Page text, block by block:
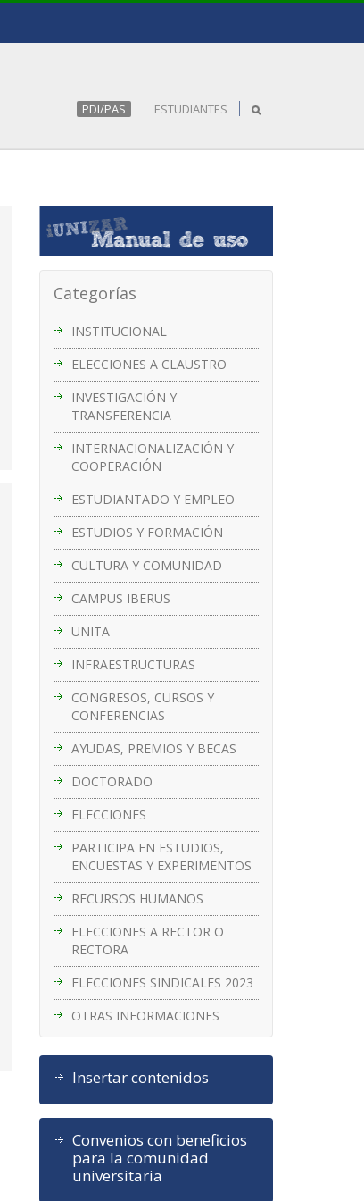
PDI/PAS ESTUDIANTES
Categorías
INSTITUCIONAL
ELECCIONES A CLAUSTRO
INVESTIGACIÓN Y
TRANSFERENCIA
INTERNACIONALIZACIÓN Y
COOPERACIÓN
ESTUDIANTADO Y EMPLEO
ESTUDIOS Y FORMACIÓN
CULTURA Y COMUNIDAD
CAMPUS IBERUS
UNITA
INFRAESTRUCTURAS
CONGRESOS, CURSOS Y
CONFERENCIAS
AYUDAS, PREMIOS Y BECAS
DOCTORADO
ELECCIONES
PARTICIPA EN ESTUDIOS,
ENCUESTAS Y EXPERIMENTOS
RECURSOS HUMANOS
ELECCIONES A RECTOR O
RECTORA
ELECCIONES SINDICALES 2023
OTRAS INFORMACIONES
Insertar contenidos
Convenios con beneficios
para la comunidad
universitaria